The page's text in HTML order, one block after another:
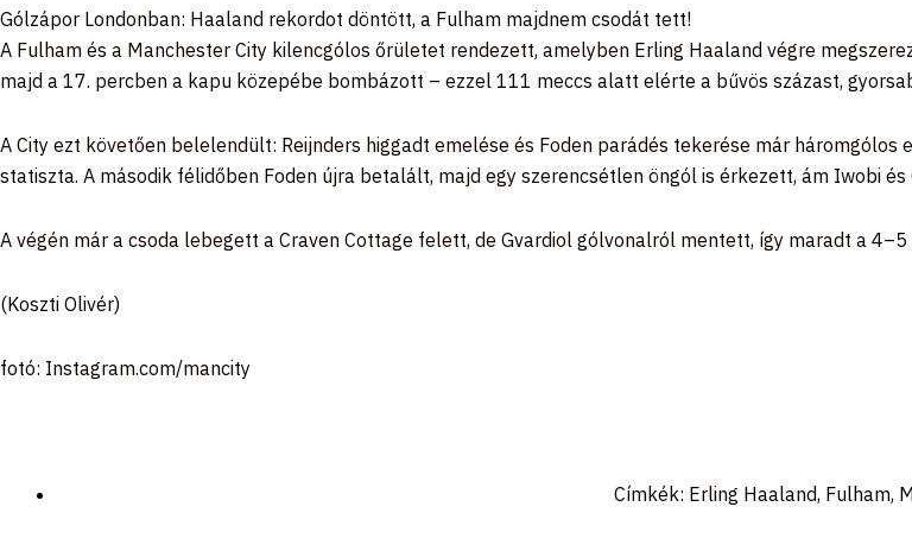
Gólzápor Londonban: Haaland rekordot döntött, a Fulham majdnem csodát tett!
A Fulham és a Manchester City kilencgólos őrületet rendezett, amelyben Erling Haaland végre
majd a 17. percben a kapu közepébe bombázott – ezzel 111 meccs alatt elérte a bűvös százast,
A City ezt követően belelendült: Reijnders higgadt emelése és Foden parádés tekerése már
statiszta. A második félidőben Foden újra betalált, majd egy szerencsétlen öngól is érkezett, ám Iwobi
A végén már a csoda lebegett a Craven Cottage felett, de Gvardiol gólvonalról mentett, így maradt a
(Koszti Olivér)
fotó: Instagram.com/mancity
Címkék: Erling Haaland, Fulham,